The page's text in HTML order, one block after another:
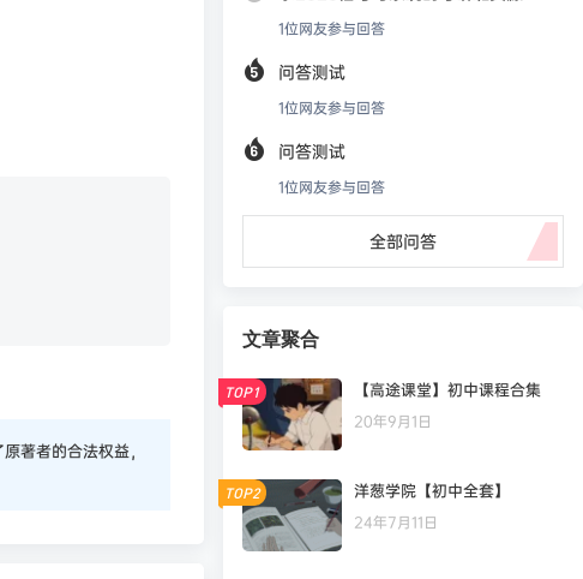
著者的合法权益，
1位网友参与回答
问答测试
1位网友参与回答
问答测试
1位网友参与回答
全部问答
文章聚合
TOP1 【高途课堂】初中课程合集
20年9月1日
TOP2 洋葱学院【初中全套】
24年7月11日